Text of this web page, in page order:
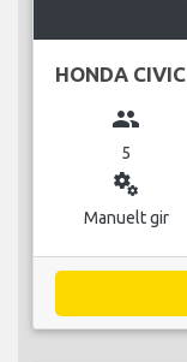
HONDA CIVIC
group
5
miscellaneous_services
Manuelt gir